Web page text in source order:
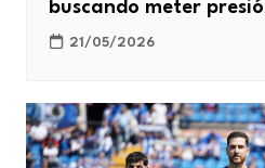
buscando meter
21/05/2026